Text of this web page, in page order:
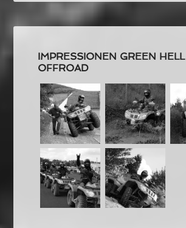
IMPRESSIONEN GREEN HELL
OFFROAD